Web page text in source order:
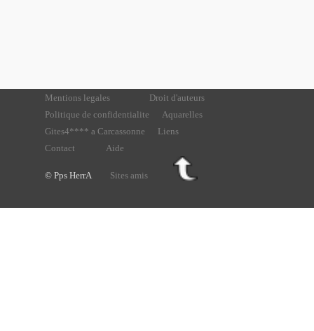
Mentions legales
Droit d'auteurs
Politique de confidentialite
Aquarelles
Gites4**** a Carcassonne
Liens
Contact
Aide
© Pps HerrA Sites amis